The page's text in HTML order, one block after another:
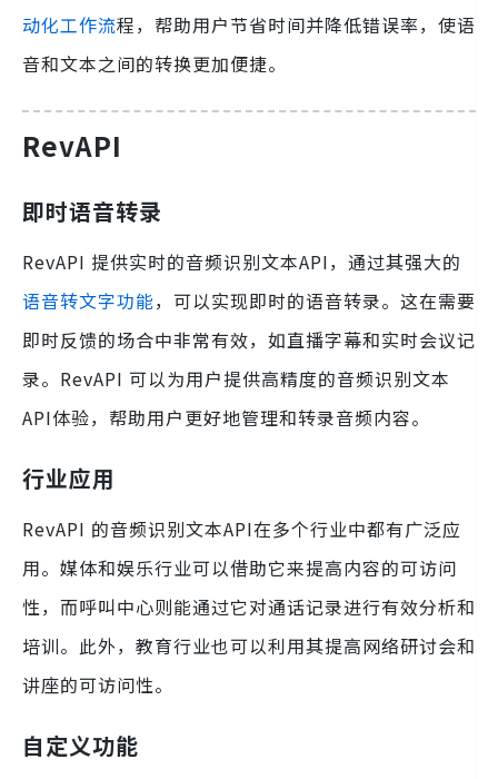
动化工作流程，帮助用户节省时间并降低错误率，使语
音和文本之间的转换更加便捷。
RevAPI
即时语音转录
RevAPI 提供实时的音频识别文本API，通过其强大的
语音转文字功能，可以实现即时的语音转录。这在需要
即时反馈的场合中非常有效，如直播字幕和实时会议记
录。RevAPI 可以为用户提供高精度的音频识别文本
API体验，帮助用户更好地管理和转录音频内容。
行业应用
RevAPI 的音频识别文本API在多个行业中都有广泛应
用。媒体和娱乐行业可以借助它来提高内容的可访问
性，而呼叫中心则能通过它对通话记录进行有效分析和
培训。此外，教育行业也可以利用其提高网络研讨会和
讲座的可访问性。
自定义功能